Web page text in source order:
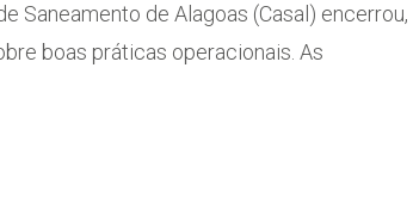
Saneamento de Alagoas (Casal) encerrou,
boas práticas operacionais. As